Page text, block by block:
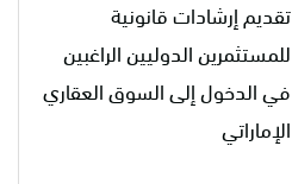
تقديم إرشادات قانونية
للمستثمرين الدوليين الراغبين
في الدخول إلى السوق العقاري
الإماراتي